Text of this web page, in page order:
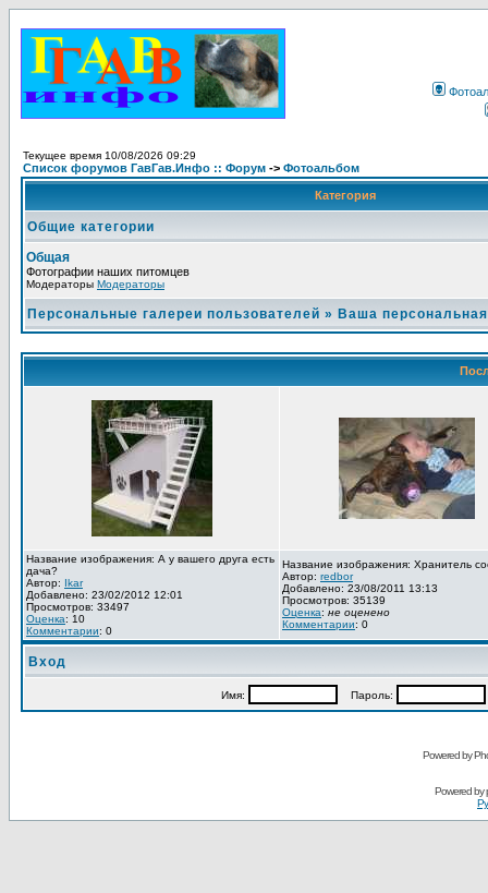
Текущее время 10/08/2026 09:29
Список форумов ГавГав.Инфо :: Форум -> Фотоальбом
Категория
Общие категории
Общая
Фотографии наших питомцев
Модераторы Модераторы
Персональные галереи пользователей » Ваша
Название изображения: А у вашего друга есть
дача?
Автор: Ikar
Добавлено: 23/02/2012 12:01
Просмотров: 33497
Оценка: 10
Комментарии: 0
Название изображения: Хранитель
Автор: redbor
Добавлено: 23/08/2011 13:13
Просмотров: 35139
Оценка: не оценено
Комментарии: 0
Вход
Имя: Пароль:
Powered by
Powered by